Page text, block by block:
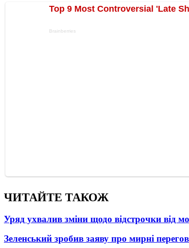
ЧИТАЙТЕ ТАКОЖ
Уряд ухвалив зміни щодо відстрочки від
Зеленський зробив заяву про мирні